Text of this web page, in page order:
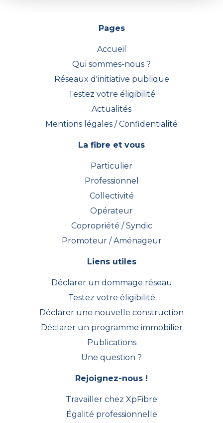
Pages
Accueil
Qui sommes-nous ?
Réseaux d'initiative publique
Testez votre éligibilité
Actualités
Mentions légales / Confidentialité
La fibre et vous
Particulier
Professionnel
Collectivité
Opérateur
Copropriété / Syndic
Promoteur / Aménageur
Liens utiles
Déclarer un dommage réseau
Testez votre éligibilité
Déclarer une nouvelle construction
Déclarer un programme immobilier
Publications
Une question ?
Rejoignez-nous !
Travailler chez XpFibre
Égalité professionnelle